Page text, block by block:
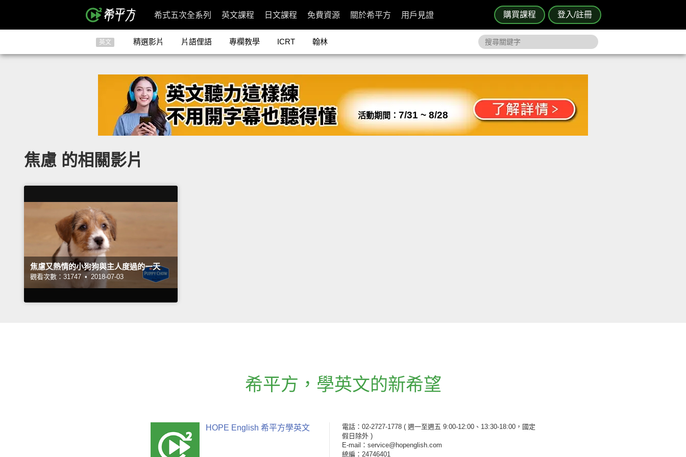
購買課程 登入/註冊
希式五次全系列 英文課程 日文課程 免費資源 關於希平方 用戶見證
英文 精選影片 片語俚語 專欄教學 ICRT 翰林
活動期間： 7/31 ~ 8/28
焦慮 的相關影片
焦慮又熱情的小狗狗與主人度過的一天
觀看次數：31747 • 2018-07-03
希平方 ， 學英文的新希望
HOPE English 希平方學英文 電話：02-2727-1778 ( 週一至週五 9:00-12:00、13:30-18:00，國定
假日除外 )
E-mail：service@hopenglish.com
統編：24746401